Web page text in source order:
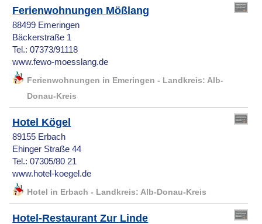
Ferienwohnungen Mößlang
88499 Emeringen
Bäckerstraße 1
Tel.: 07373/91118
www.fewo-moesslang.de
Ferienwohnungen in Emeringen - Landkreis: Alb-
Donau-Kreis
Hotel Kögel
89155 Erbach
Ehinger Straße 44
Tel.: 07305/80 21
www.hotel-koegel.de
Hotel in Erbach - Landkreis: Alb-Donau-Kreis
Hotel-Restaurant Zur Linde